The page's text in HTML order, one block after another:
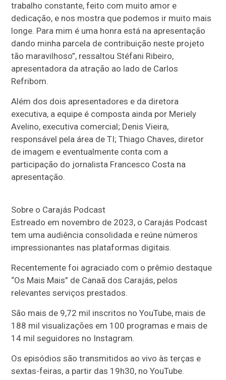
trabalho constante, feito com muito amor e
dedicação, e nos mostra que podemos ir muito mais
longe. Para mim é uma honra está na apresentação
dando minha parcela de contribuição neste projeto
tão maravilhoso”, ressaltou Stéfani Ribeiro,
apresentadora da atração ao lado de Carlos
Refribom.
Além dos dois apresentadores e da diretora
executiva, a equipe é composta ainda por Meriely
Avelino, executiva comercial; Denis Vieira,
responsável pela área de TI; Thiago Chaves, diretor
de imagem e eventualmente conta com a
participação do jornalista Francesco Costa na
apresentação.
Sobre o Carajás Podcast
Estreado em novembro de 2023, o Carajás Podcast
tem uma audiência consolidada e reúne números
impressionantes nas plataformas digitais.
Recentemente foi agraciado com o prêmio destaque
“Os Mais Mais” de Canaã dos Carajás, pelos
relevantes serviços prestados.
São mais de 9,72 mil inscritos no YouTube, mais de
188 mil visualizações em 100 programas e mais de
14 mil seguidores no Instagram.
Os episódios são transmitidos ao vivo às terças e
sextas-feiras, a partir das 19h30, no YouTube.